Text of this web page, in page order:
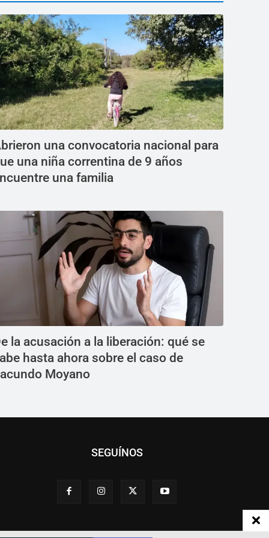
una convocatoria nacional para
una niña correntina de 9 años
una familia
la acusación a la liberación: qué se
hasta ahora sobre el caso de
Moyano
SEGUÍNOS